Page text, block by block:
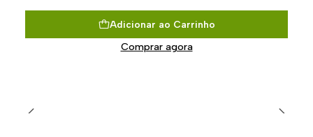
Adicionar ao Carrinho
Comprar agora